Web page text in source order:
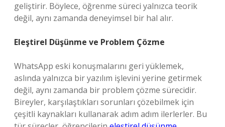
geliştirir. Böylece, öğrenme süreci yalnızca teorik
değil, aynı zamanda deneyimsel bir hal alır.
Eleştirel Düşünme ve Problem Çözme
WhatsApp eski konuşmalarını geri yüklemek,
aslında yalnızca bir yazılım işlevini yerine getirmek
değil, aynı zamanda bir problem çözme sürecidir.
Bireyler, karşılaştıkları sorunları çözebilmek için
çeşitli kaynakları kullanarak adım adım ilerlerler. Bu